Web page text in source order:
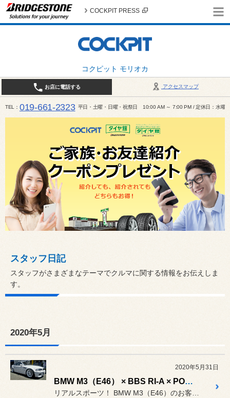
コクピット モリオカ
COCKPIT PRESS
アクセスマップ
お店に電話する
TEL 019-661-2323 平日・土曜・日曜・祝祭日 10:00 AM ～ 7:00 PM / 定休日：水曜
スタッフ日記
スタッフがさまざまなテーマでクルマに関する情報をお伝えしま
す。
2020年5月
2020年5月31日
BMW M3（E46） × BBS RI-A × POTENZA S007A × OHLINS!!